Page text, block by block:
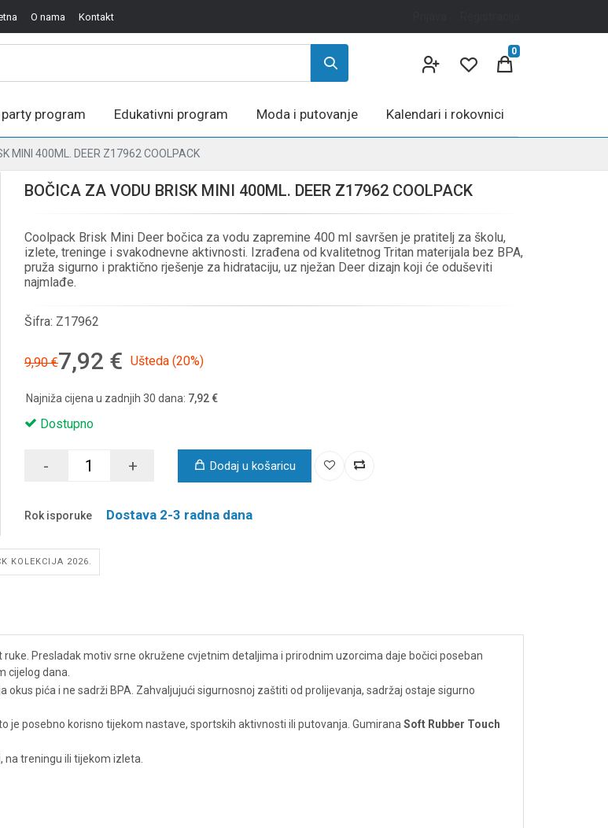
O nama Kontakt
0
program Edukativni program Moda i putovanje Kalendari i rokovnici
MINI 400ML. DEER Z17962 COOLPACK
BOČICA ZA VODU BRISK MINI 400ML. DEER Z17962 COOLPACK
Coolpack Brisk Mini Deer bočica za vodu zapremine 400 ml savršen je pratitelj za školu,
izlete, treninge i svakodnevne aktivnosti. Izrađena od kvalitetnog Tritan materijala bez BPA,
pruža sigurno i praktično rješenje za hidrataciju, uz nježan Deer dizajn koji će oduševiti
najmlađe.
Šifra: Z17962
9,90 €7,92 € Ušteda (20%)
Najniža cijena u zadnjih 30 dana: 7,92 €
Dostupno
- + Dodaj u košaricu
Rok isporuke Dostava 2-3 radna dana
KOLEKCIJA 2026.
Presladak motiv srne okružene cvjetnim detaljima i prirodnim uzorcima daje bočici poseban
cijelog dana.
okus pića i ne sadrži BPA. Zahvaljujući sigurnosnoj zaštiti od prolijevanja, sadržaj ostaje sigurno
posebno korisno tijekom nastave, sportskih aktivnosti ili putovanja. Gumirana Soft Rubber Touch
na treningu ili tijekom izleta.